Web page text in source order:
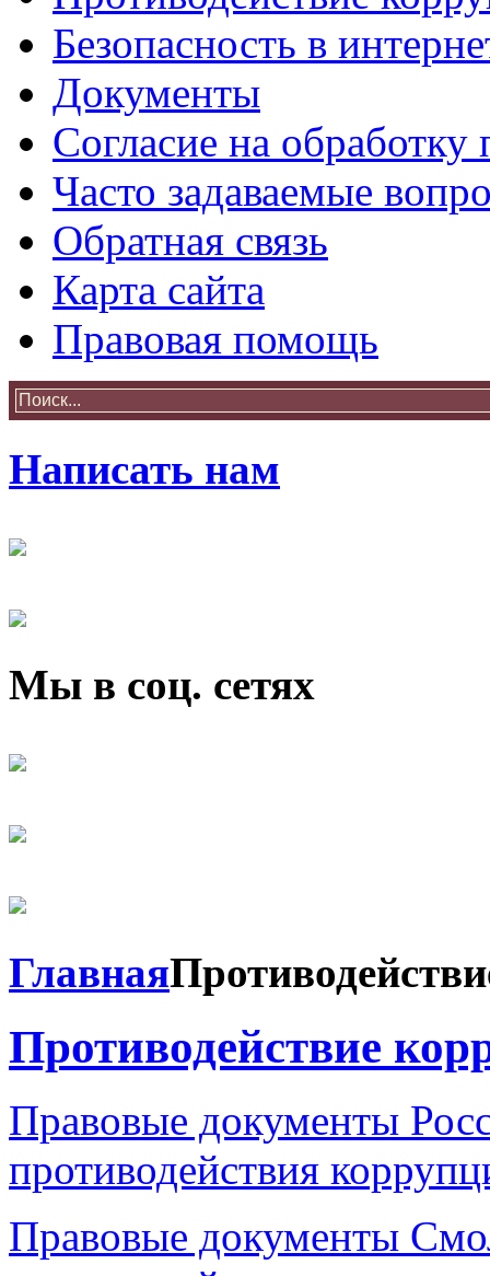
Безопасность в
Документы
Согласие на
Часто задаваемые
Обратная связь
Карта сайта
Правовая помощь
Написать нам
Мы в соц. сетях
Главная
Противодействие
Правовые документы
противодействия
Правовые документы